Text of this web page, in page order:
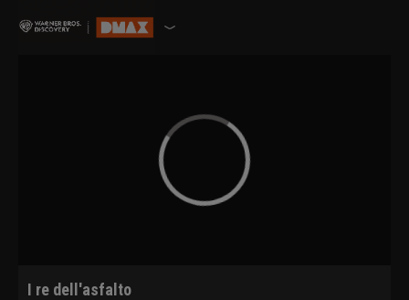
I re dell'asfalto